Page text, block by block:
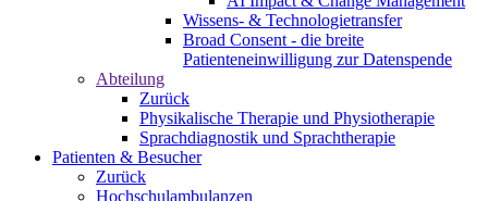
Wissens- & Technologietransfer
Broad Consent - die breite
Patienteneinwilligung zur Datenspende
Abteilung
Zurück
Physikalische Therapie und Physiotherapie
Sprachdiagnostik und Sprachtherapie
Patienten & Besucher
Zurück
Hochschulambulanzen